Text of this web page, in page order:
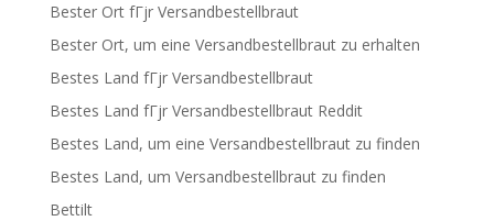
Bester Ort fГјr Versandbestellbraut
Bester Ort, um eine Versandbestellbraut zu erhalten
Bestes Land fГјr Versandbestellbraut
Bestes Land fГјr Versandbestellbraut Reddit
Bestes Land, um eine Versandbestellbraut zu finden
Bestes Land, um Versandbestellbraut zu finden
Bettilt